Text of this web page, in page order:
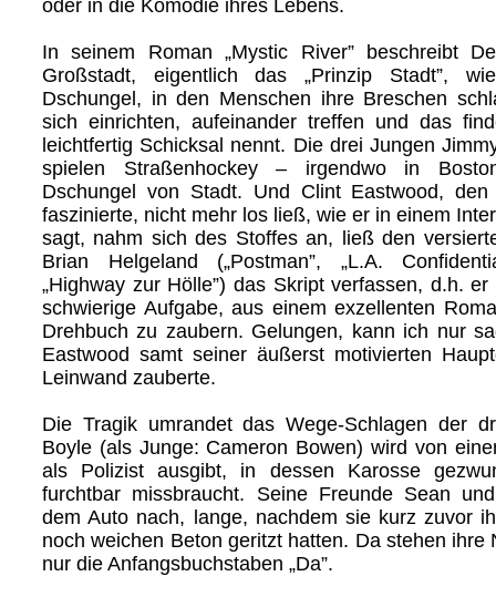
oder in die Komödie ihres Lebens.
In seinem Roman „Mystic River” beschreibt
Großstadt, eigentlich das „Prinzip Stadt”,
Dschungel, in den Menschen ihre Breschen
sich einrichten, aufeinander treffen und das
leichtfertig Schicksal nennt. Die drei Jungen
spielen Straßenhockey – irgendwo in
Dschungel von Stadt. Und Clint Eastwood, den
faszinierte, nicht mehr los ließ, wie er in einem
sagt, nahm sich des Stoffes an, ließ den
Brian Helgeland („Postman”, „L.A.
„Highway zur Hölle”) das Skript verfassen, d.h.
schwierige Aufgabe, aus einem exzellenten
Drehbuch zu zaubern. Gelungen, kann ich nur
Eastwood samt seiner äußerst motivierten
Leinwand zauberte.
Die Tragik umrandet das Wege-Schlagen der
Boyle (als Junge: Cameron Bowen) wird von
als Polizist ausgibt, in dessen Karosse
furchtbar missbraucht. Seine Freunde Sean
dem Auto nach, lange, nachdem sie kurz zuvor
noch weichen Beton geritzt hatten. Da stehen ihre
nur die Anfangsbuchstaben „Da”.